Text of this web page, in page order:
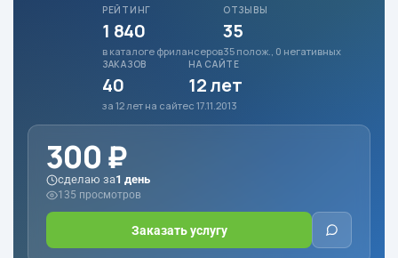
РЕЙТИНГ
1 840
в каталоге фрилансеров
ОТЗЫВЫ
35
35 полож., 0 негативных
ЗАКАЗОВ
40
за 12 лет на сайте
НА САЙТЕ
12 лет
с 17.11.2013
300 ₽
сделаю за1 день
135 просмотров
Заказать услугу